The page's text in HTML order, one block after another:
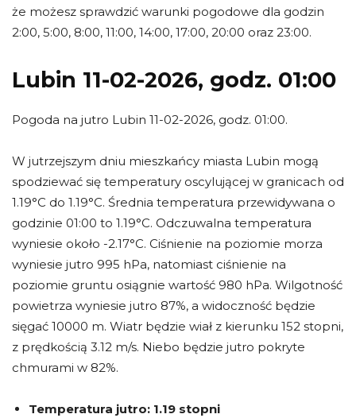
że możesz sprawdzić warunki pogodowe dla godzin
2:00, 5:00, 8:00, 11:00, 14:00, 17:00, 20:00 oraz 23:00.
Lubin 11-02-2026, godz. 01:00
Pogoda na jutro Lubin 11-02-2026, godz. 01:00.
W jutrzejszym dniu mieszkańcy miasta Lubin mogą
spodziewać się temperatury oscylującej w granicach od
1.19°C do 1.19°C. Średnia temperatura przewidywana o
godzinie 01:00 to 1.19°C. Odczuwalna temperatura
wyniesie około -2.17°C. Ciśnienie na poziomie morza
wyniesie jutro 995 hPa, natomiast ciśnienie na
poziomie gruntu osiągnie wartość 980 hPa. Wilgotność
powietrza wyniesie jutro 87%, a widoczność będzie
sięgać 10000 m. Wiatr będzie wiał z kierunku 152 stopni,
z prędkością 3.12 m/s. Niebo będzie jutro pokryte
chmurami w 82%.
Temperatura jutro: 1.19 stopni